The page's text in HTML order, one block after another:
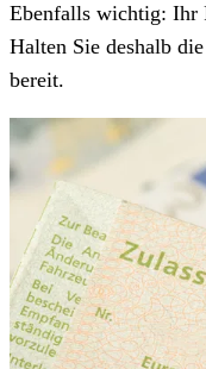
Ebenfalls wichtig: Ihr
Halten Sie deshalb
bereit.